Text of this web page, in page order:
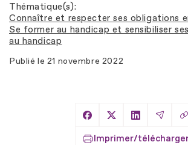
Thématique(s)
Connaître et respecter ses obligations
Se former au handicap et sensibiliser
au handicap
Publié le 21 novembre 2022
Partager sur Facebook
Partager sur X
Partager
Imprimer/